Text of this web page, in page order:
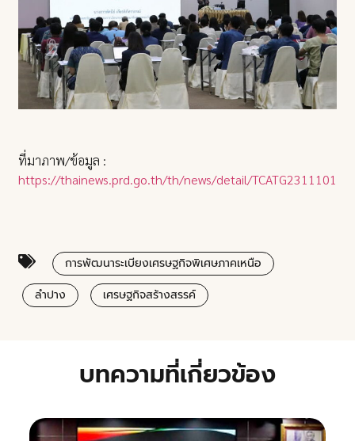
ที่มาภาพ/ข้อมูล :
https://thainews.prd.go.th/th/news/detail/
การพัฒนาระเบียงเศรษฐกิจพิเศษภาคเหนือ
ลำปาง
เศรษฐกิจสร้างสรรค์
บทความที่เกี่ยวข้อง